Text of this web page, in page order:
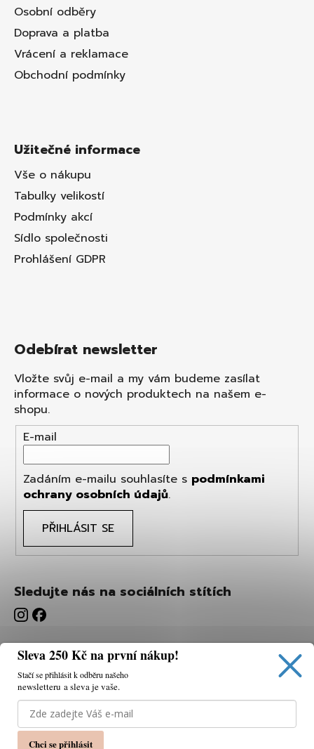
Používáme cookies, abychom vám umožnili pohodlné
prohlížení webu a díky analýze webu neustále zlepšovat
jeho funkce, výkon a použitelnost.
Osobní odběry
Doprava a platba
Vrácení a reklamace
Obchodní podmínky
Užitečné informace
Vše o nákupu
Tabulky velikostí
Podmínky akcí
Sídlo společnosti
Prohlášení GDPR
Odebírat newsletter
Vložte svůj e-mail a my vám budeme zasílat
informace o nových produktech na našem e-
shopu.
E-mail
Zadáním e-mailu souhlasíte s podmínkami
ochrany osobních údajů.
PŘIHLÁSIT SE
Sledujte nás na sociálních stítích
Sleva 250 Kč na první nákup!
Stačí se přihlásit k odběru našeho
newsletteru a sleva je vaše.
Chci se přihlásit